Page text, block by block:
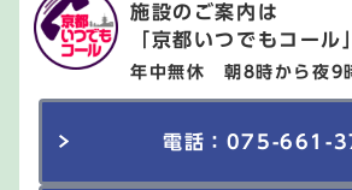
施設のご案内は
「京都いつでもコール
年中無休 朝8時から夜9
電話：075-661-